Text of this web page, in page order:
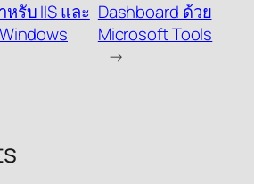
รับ IIS และ Dashboard ด้วย
Microsoft Tools
→